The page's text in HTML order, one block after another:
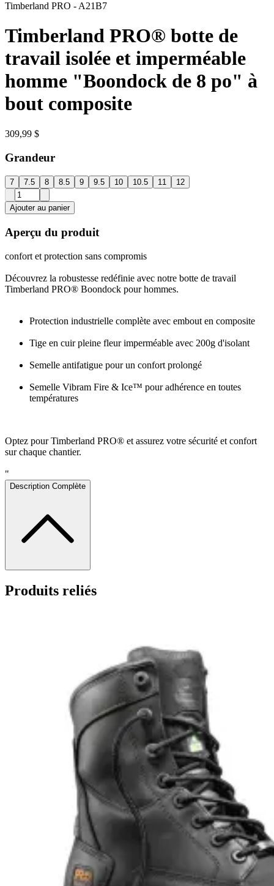
Timberland PRO - A21B7
Timberland PRO® botte de
travail isolée et imperméable
homme "Boondock de 8 po" à
bout composite
309,99 $
Grandeur
7 7.5 8 8.5 9 9.5 10 10.5 11 12
Ajouter au panier
Aperçu du produit
confort et protection sans compromis
Découvrez la robustesse redéfinie avec notre botte de travail
Timberland PRO® Boondock pour hommes.
Protection industrielle complète avec embout en composite
Tige en cuir pleine fleur imperméable avec 200g d'isolant
Semelle antifatigue pour un confort prolongé
Semelle Vibram Fire & Ice™ pour adhérence en toutes
températures
Optez pour Timberland PRO® et assurez votre sécurité et confort
sur chaque chantier.
"
Description Complète
Produits reliés